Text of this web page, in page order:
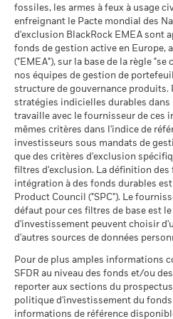
Le rendement de votre
diminuer en raison des
investissement est effectué dans
utilisée dans le calcul des
Blackrock
au 17/juil./2026
Moyenne pondérée de
l'intensité carbone MSCI
(tonnes de CO2e/M$ de
ventes)
au 17/juil./2026
% des avoirs à l'égard
desquels des données ESG
au 17/juil./2026
Pointage de qualité ESG
MSCI - centile par rapport aux
pairs
au 17/juil./2026
Fonds dans le groupe de
pairs
au 17/juil./2026
% de couverture MSCI
Weighted Average Carbon
Intensity
au 17/juil./2026
au 30/juin/2026
Données sur la
participation aux secteurs
d'activité
au 30/juin/2026
Pourcentage des avoirs du
fonds à l'égard desquels
des données ne sont pas
disponibles
au 30/juin/2026
L'exposition de BlackRock aux
est indiquée ci-dessus, pour le
sables bitumineux, est calculée
entreprises qui tirent plus de 5 %
charbon thermique ou des
par MSCI ESG Research.
génèrent des revenus à partir du
sables bitumineux (à un seuil de
définie par MSCI ESG Research,
BlackRock Global
- Belgium^France)
BlackRock Global
Addendum (French -
Voir tous les documents
fossiles, les armes à feux à usage
enfreignant le Pacte mondial des
d'exclusion BlackRock EMEA sont
fonds de gestion active en Europe,
("EMEA"), sur la base de la règle
nos équipes de gestion de
structure de gouvernance produits.
stratégies indicielles durables dans
travaille avec le fournisseur de ces
mêmes critères dans l'indice de
investisseurs sous mandats de
que des critères d'exclusion
filtres d'exclusion. La définition des
intégration à des fonds durables
Product Council ("SPC"). Le
défaut pour ces filtres de base est
d'investissement peuvent choisir
d'autres sources de données
Pour de plus amples informations
SFDR au niveau des fonds et/ou
reporter aux sections du
politique d'investissement du
informations de référence